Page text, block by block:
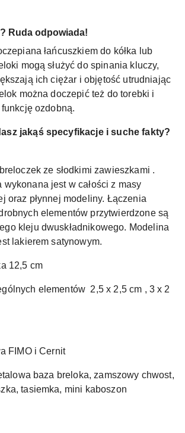
Ruda odpowiada!
łańcuszkiem do kółka lub
mogą służyć do spinania kluczy,
ich ciężar i objętość utrudniając
można doczepić też do torebki i
ozdobną.
jakąś specyfikacje i suche fakty?
ze słodkimi zawieszkami .
wykonana jest w całości z masy
oraz płynnej modeliny. Łączenia
elementów przytwierdzone są
kleju dwuskładnikowego. Modelina
lakierem satynowym.
12,5 cm
elementów 2,5 x 2,5 cm , 3 x 2
FIMO i Cernit
baza breloka, zamszowy chwost,
tasiemka, mini kaboszon